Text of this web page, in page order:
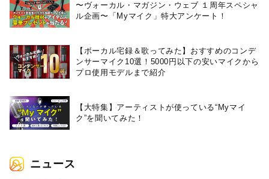
〜ヴォーカル・マガジン・ウェブ １周年スペシャ
ル企画〜「Myマイク」特大アンケート！
【ボーカル宅録＆歌ってみた】おすすめのコンデ
ンサーマイク10選！5000円以下の安いマイクから
プロ使用モデルまで紹介
【大特集】アーティストが使っている“Myマイ
ク”を聞いてみた！
ニュース